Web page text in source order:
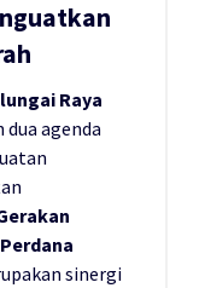
Raya
agenda
sinergi